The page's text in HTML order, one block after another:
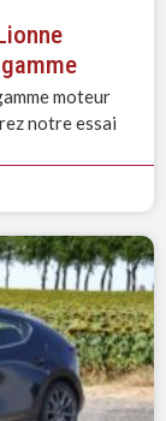
moteur
notre essai